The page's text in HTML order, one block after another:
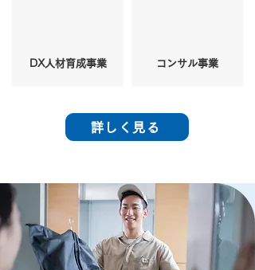
DX人材育成事業 コンサル事業
詳しく見る